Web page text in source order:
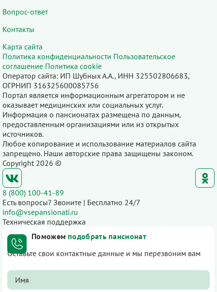
Вопрос-ответ
Контакты
Карта сайта
Политика конфиденциальности Пользовательское
соглашение Политика cookie
Оператор сайта: ИП Шубных А.А., ИНН 325502806683,
ОГРНИП 316325600085756
Портал является информационным агрегатором и не
оказывает медицинских или социальных услуг.
Информация о пансионатах размещена по данным,
предоставленным организациями или из открытых
источников.
Любое копирование и использование материалов сайта
запрещено. Наши авторские права защищены законом.
Copyright 2026 ©
8 (800) 100-41-89
Есть вопросы? Звоните | Бесплатно 24/7
info@vsepansionati.ru
Техническая поддержка
Поможем подобрать пансионат
Оставьте свои контактные данные и мы перезвоним вам